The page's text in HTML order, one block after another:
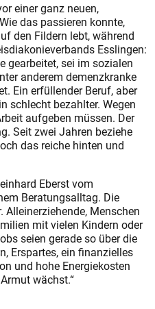
einer ganz neuen,
das passieren konnte,
den Fildern lebt, während
Esslingen:
gearbeitet, sei im sozialen
anderem demenzkranke
Ein erfüllender Beruf, aber
schlecht bezahlter. Wegen
aufgeben müssen. Der
Seit zwei Jahren beziehe
das reiche hinten und
Eberst vom
Beratungsalltag. Die
Menschen
mit vielen Kindern oder
seien gerade so über die
Erspartes, ein finanzielles
und hohe Energiekosten
wächst.“